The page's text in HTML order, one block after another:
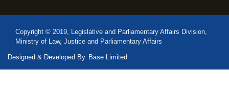
Copyright © 2019, Legislative and Parliamentary Affairs Division,
Ministry of Law, Justice and Parliamentary Affairs
Designed & Developed By Base Limited